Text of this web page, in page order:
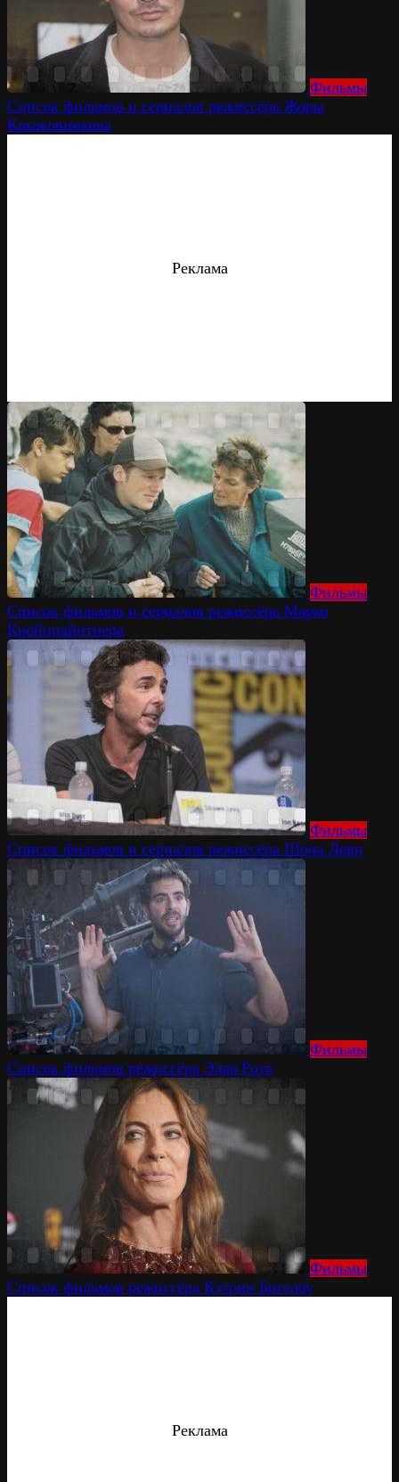
Фильмы
Список фильмов и сериалов режиссёра Жоры
Крыжовникова
Реклама
Фильмы
Список фильмов и сериалов режиссёра Марко
Кройцпайнтнера
Фильмы
Список фильмов и сериалов режиссёра Шона Леви
Фильмы
Список фильмов режиссёра Элая Рота
Фильмы
Список фильмов режиссёра Кэтрин Бигелоу
Реклама